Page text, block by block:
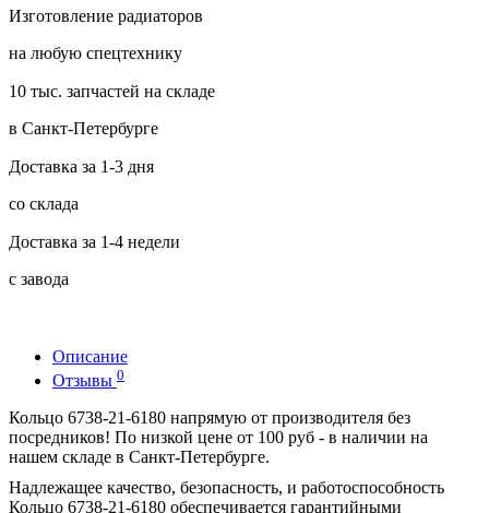
Изготовление радиаторов
на любую спецтехнику
10 тыс. запчастей на складе
в Санкт-Петербурге
Доставка за 1-3 дня
со склада
Доставка за 1-4 недели
с завода
Описание
Отзывы 0
Кольцо 6738-21-6180 напрямую от производителя без
посредников! По низкой цене от 100 руб - в наличии на
нашем складе в Санкт-Петербурге.
Надлежащее качество, безопасность, и работоспособность
Кольцо 6738-21-6180 обеспечивается гарантийными